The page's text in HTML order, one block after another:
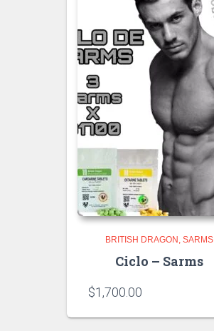
BRITISH DRAGON SARMS
Ciclo – Sarms
$1,700.00